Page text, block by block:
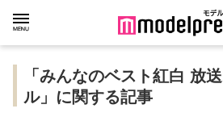
「みんなのベスト紅白 放
ル」に関する記事